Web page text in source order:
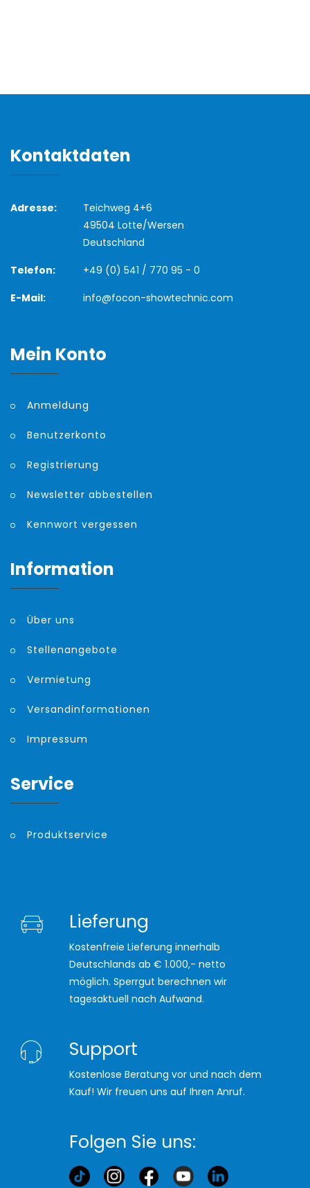
Kontaktdaten
Adresse:
Teichweg 4+6
49504 Lotte/Wersen
Deutschland
Telefon:
+49 (0) 541 / 770 95 - 0
E-Mail:
info@focon-showtechnic.com
Mein Konto
Anmeldung
Benutzerkonto
Registrierung
Newsletter abbestellen
Kennwort vergessen
Information
Über uns
Stellenangebote
Vermietung
Versandinformationen
Impressum
Service
Produktservice
Lieferung
Kostenfreie Lieferung innerhalb
Deutschlands ab € 1.000,- netto
möglich. Sperrgut berechnen wir
tagesaktuell nach Aufwand.
Support
Kostenlose Beratung vor und nach dem
Kauf! Wir freuen uns auf Ihren Anruf.
Folgen Sie uns: